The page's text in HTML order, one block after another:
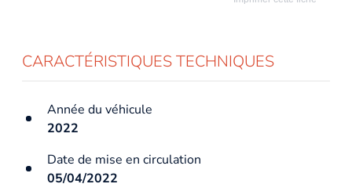
CARACTÉRISTIQUES TECHNIQUES
Année du véhicule
2022
Date de mise en circulation
05/04/2022